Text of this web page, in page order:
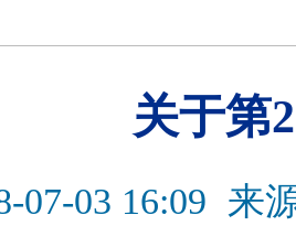
关于第
07-03 16:09 来